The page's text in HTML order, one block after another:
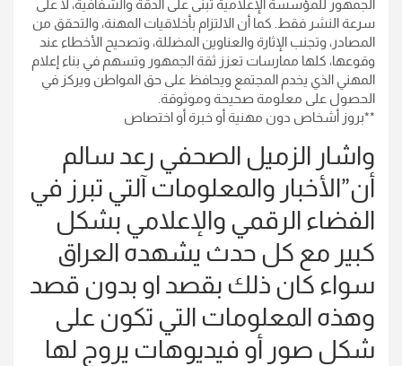
الجمهور للمؤسسة الإعلامية تُبنى على الدقة والشفافية، لا على
سرعة النشر فقط. كما أن الالتزام بأخلاقيات المهنة، والتحقق من
المصادر، وتجنب الإثارة والعناوين المضللة، وتصحيح الأخطاء عند
وقوعها، كلها ممارسات تعزز ثقة الجمهور وتسهم في بناء إعلام
المهني الذي يخدم المجتمع ويحافظ على حق المواطن ويركز في
الحصول على معلومة صحيحة وموثوقة.
**بروز أشخاص دون مهنية أو خبرة أو اختصاص
واشار الزميل الصحفي رعد سالم
أن”الأخبار والمعلومات آلتي تبرز في
الفضاء الرقمي والإعلامي بشكل
كبير مع كل حدث يشهده العراق
سواء كان ذلك بقصد او بدون قصد
وهذه المعلومات التي تكون على
شكل صور أو فيديوهات يروج لها